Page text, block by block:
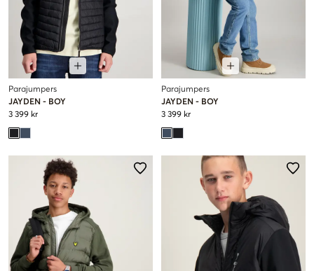
Parajumpers
JAYDEN - BOY
3 399 kr
Parajumpers
JAYDEN - BOY
3 399 kr